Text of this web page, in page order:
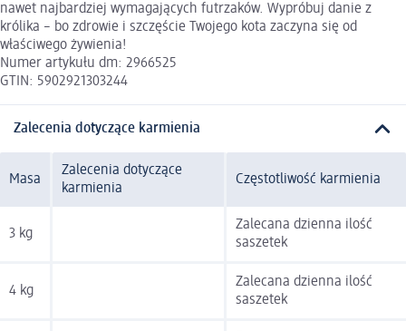
nawet najbardziej wymagających futrzaków. Wypróbuj danie z
królika – bo zdrowie i szczęście Twojego kota zaczyna się od
właściwego żywienia!
Numer artykułu dm: 2966525
GTIN: 5902921303244
Zalecenia dotyczące karmienia
Masa
Zalecenia dotyczące
karmienia
Częstotliwość karmienia
3 kg
Zalecana dzienna ilość
saszetek
4 kg
Zalecana dzienna ilość
saszetek